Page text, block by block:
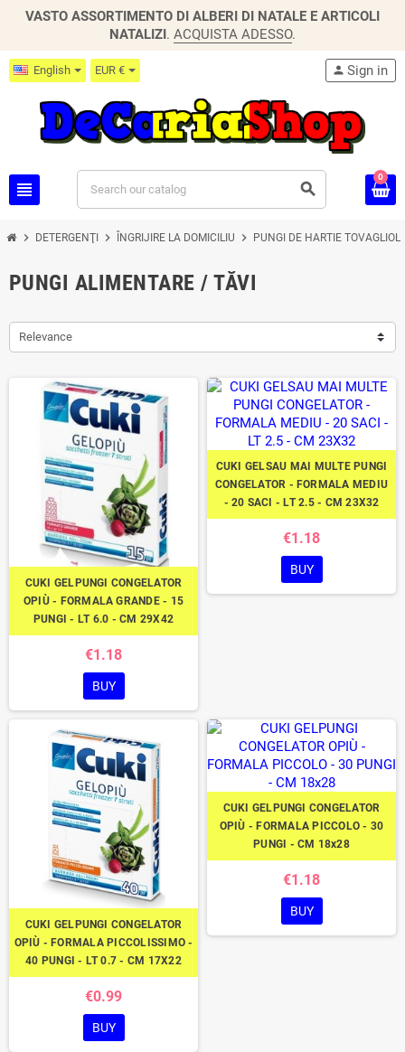
VASTO ASSORTIMENTO DI ALBERI DI NATALE E ARTICOLI
NATALIZI. ACQUISTA ADESSO.
English EUR €
view_headline search
person Sign in
0
chevron_right DETERGENŢI chevron_right ÎNGRIJIRE LA DOMICILIU chevron_right PUNGI DE HARTIE TOVAGLIOLI
PUNGI ALIMENTARE / TĂVI
Relevance
CUKI GELPUNGI CONGELATOR
OPIÙ - FORMALA GRANDE - 15
PUNGI - LT 6.0 - CM 29X42
€1.18
BUY
CUKI GELSAU MAI MULTE PUNGI
CONGELATOR - FORMALA MEDIU
- 20 SACI - LT 2.5 - CM 23X32
€1.18
BUY
CUKI GELPUNGI CONGELATOR
OPIÙ - FORMALA PICCOLISSIMO -
40 PUNGI - LT 0.7 - CM 17X22
€0.99
BUY
CUKI GELPUNGI CONGELATOR
OPIÙ - FORMALA PICCOLO - 30
PUNGI - CM 18x28
€1.18
BUY